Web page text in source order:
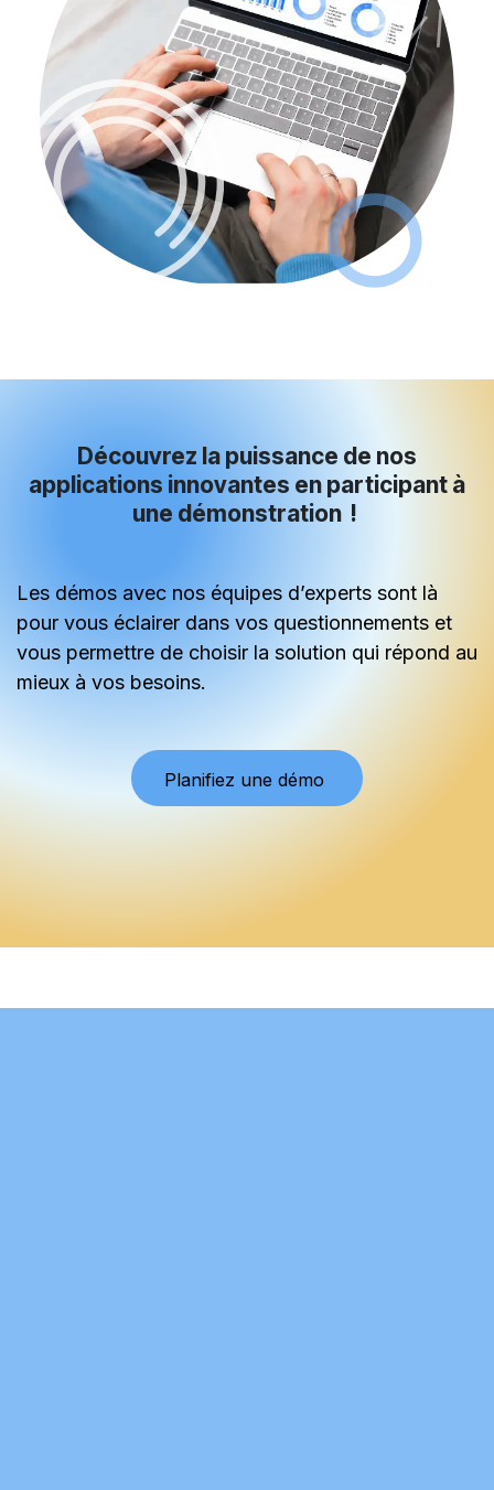
Découvrez la puissance de nos
applications innovantes en participant à
une démonstration !
Les démos avec nos équipes d’experts sont là
pour vous éclairer dans vos questionnements et
vous permettre de choisir la solution qui répond au
mieux à vos besoins.
Planifiez une démo